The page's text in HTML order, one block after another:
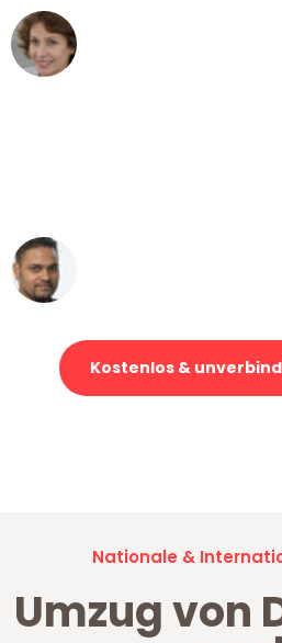
Kostenlos &
Nationale &
Umzug von